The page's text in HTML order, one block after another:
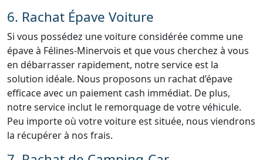
6. Rachat Épave Voiture
Si vous possédez une voiture considérée comme une
épave à Félines-Minervois et que vous cherchez à vous
en débarrasser rapidement, notre service est la
solution idéale. Nous proposons un rachat d’épave
efficace avec un paiement cash immédiat. De plus,
notre service inclut le remorquage de votre véhicule.
Peu importe où votre voiture est située, nous viendrons
la récupérer à nos frais.